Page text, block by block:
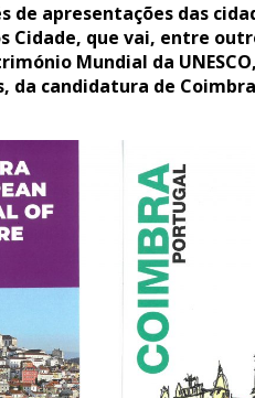
apresentações das
Cidade, que vai, entre
Mundial da
da candidatura de